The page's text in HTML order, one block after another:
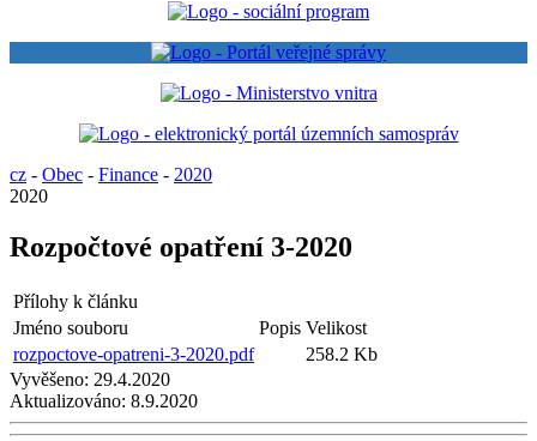
cz - Obec - Finance - 2020
2020
Rozpočtové opatření 3-2020
Přílohy k článku
Jméno souboru
Popis Velikost
rozpoctove-opatreni-3-2020.pdf
258.2 Kb
Vyvěšeno: 29.4.2020
Aktualizováno: 8.9.2020